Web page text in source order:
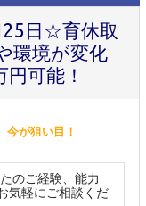
日☆育休取
環境が変化
可能！
今が狙い目！
のご経験、能力
気軽にご相談くだ